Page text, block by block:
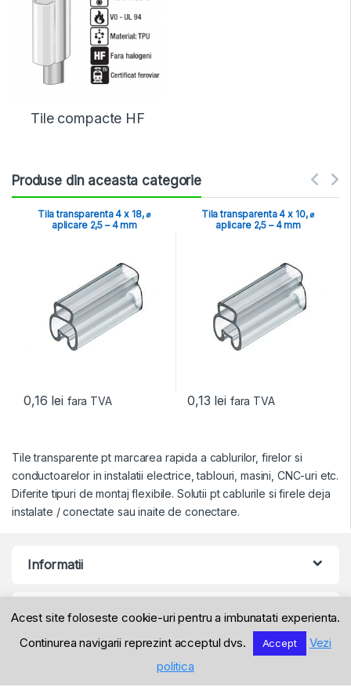
Tile compacte HF
Produse din aceasta categorie
Tila transparenta 4 x 18, ⌀
aplicare 2,5 – 4 mm
0,16 lei fara TVA
Tila transparenta 4 x 10, ⌀
aplicare 2,5 – 4 mm
0,13 lei fara TVA
Tile transparente pt marcarea rapida a cablurilor, firelor si
conductoarelor in instalatii electrice, tablouri, masini, CNC-uri etc.
Diferite tipuri de montaj flexibile. Solutii pt cablurile si firele deja
instalate / conectate sau inaite de conectare.
Informatii
Produse
Acest site foloseste cookie-uri pentru a imbunatati experienta.
Continurea navigarii reprezint acceptul dvs.
Accept
Vezi
politica